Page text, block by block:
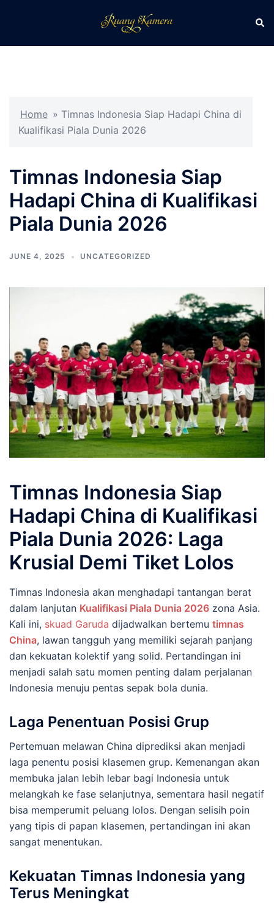
Home » Timnas Indonesia Siap Hadapi China di
Kualifikasi Piala Dunia 2026
Timnas Indonesia Siap
Hadapi China di Kualifikasi
Piala Dunia 2026
JUNE 4, 2025 UNCATEGORIZED
Timnas Indonesia Siap
Hadapi China di Kualifikasi
Piala Dunia 2026: Laga
Krusial Demi Tiket Lolos
Timnas Indonesia akan menghadapi tantangan berat
dalam lanjutan Kualifikasi Piala Dunia 2026 zona Asia.
Kali ini, skuad Garuda dijadwalkan bertemu timnas
China, lawan tangguh yang memiliki sejarah panjang
dan kekuatan kolektif yang solid. Pertandingan ini
menjadi salah satu momen penting dalam perjalanan
Indonesia menuju pentas sepak bola dunia.
Laga Penentuan Posisi Grup
Pertemuan melawan China diprediksi akan menjadi
laga penentu posisi klasemen grup. Kemenangan akan
membuka jalan lebih lebar bagi Indonesia untuk
melangkah ke fase selanjutnya, sementara hasil negatif
bisa memperumit peluang lolos. Dengan selisih poin
yang tipis di papan klasemen, pertandingan ini akan
sangat menentukan.
Kekuatan Timnas Indonesia yang
Terus Meningkat